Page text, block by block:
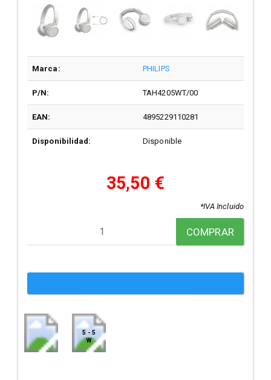
Marca: PHILIPS
P/N: TAH4205WT/00
EAN: 4895229110281
Disponibilidad: Disponible
35,50 €
*IVA Incluido
COMPRAR
5 - 5
W